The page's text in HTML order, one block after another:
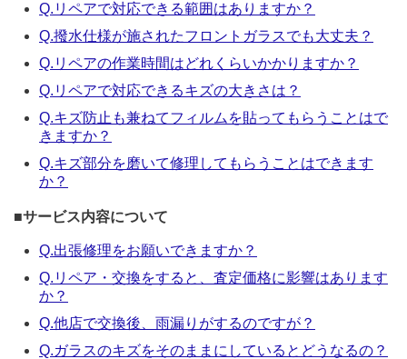
Q.リペアで対応できる範囲はありますか？
Q.撥水仕様が施されたフロントガラスでも大丈夫？
Q.リペアの作業時間はどれくらいかかりますか？
Q.リペアで対応できるキズの大きさは？
Q.キズ防止も兼ねてフィルムを貼ってもらうことはで
きますか？
Q.キズ部分を磨いて修理してもらうことはできます
か？
■サービス内容について
Q.出張修理をお願いできますか？
Q.リペア・交換をすると、査定価格に影響はあります
か？
Q.他店で交換後、雨漏りがするのですが？
Q.ガラスのキズをそのままにしているとどうなるの？